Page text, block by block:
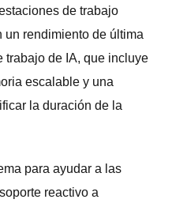
de trabajo
un rendimiento de última
trabajo de IA, que incluye
escalable y una
la duración de la
para ayudar a las
reactivo a